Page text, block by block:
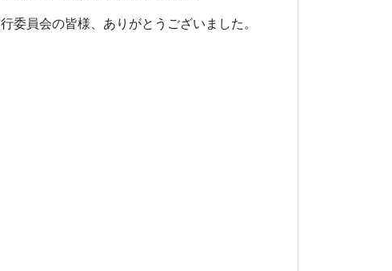
委員会の皆様、ありがとうございました。